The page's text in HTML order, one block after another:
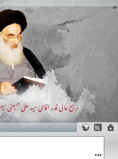
مرجع عالی قدر اقای سید علی حسینی